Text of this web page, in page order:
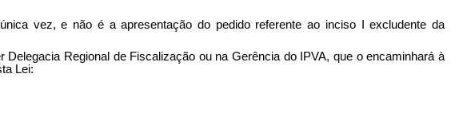
vez, e não é a apresentação do pedido referente ao inciso I excludente da
Regional de Fiscalização ou na Gerência do IPVA, que o encaminhará à
Lei: